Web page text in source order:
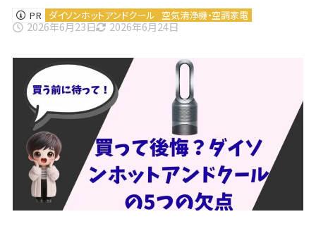
PR
2026年6月23日 2026年6月24日
ダイソンホットアンドクール 空気清浄機・空調家電